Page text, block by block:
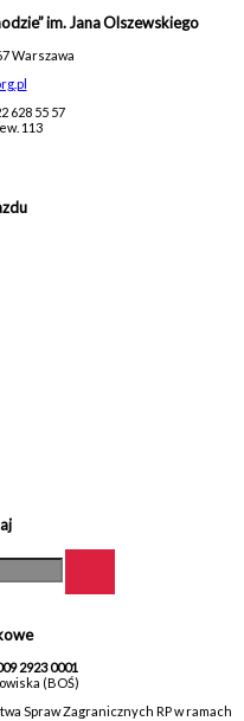
im. Jana Olszewskiego
Warszawa
628 55 57
113
2923 0001
(BOŚ)
Spraw Zagranicznych RP w ramach